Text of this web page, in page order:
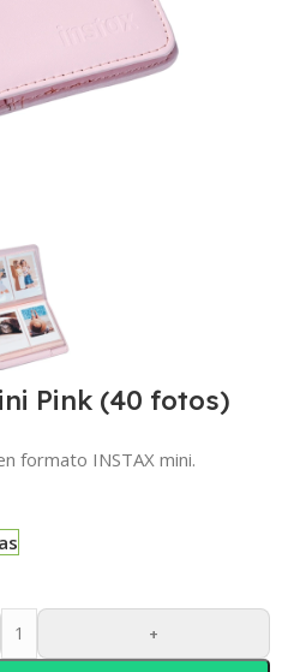
Pink (40 fotos)
formato INSTAX mini.
+